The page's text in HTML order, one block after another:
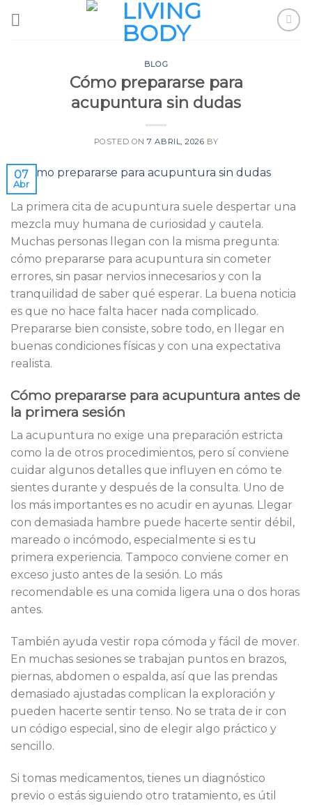
BLOG
Cómo prepararse para
acupuntura sin dudas
POSTED ON7 ABRIL, 2026 BY
07
Abr
La primera cita de acupuntura suele despertar una
mezcla muy humana de curiosidad y cautela.
Muchas personas llegan con la misma pregunta:
cómo prepararse para acupuntura sin cometer
errores, sin pasar nervios innecesarios y con la
tranquilidad de saber qué esperar. La buena noticia
es que no hace falta hacer nada complicado.
Prepararse bien consiste, sobre todo, en llegar en
buenas condiciones físicas y con una expectativa
realista.
Cómo prepararse para acupuntura antes de
la primera sesión
La acupuntura no exige una preparación estricta
como la de otros procedimientos, pero sí conviene
cuidar algunos detalles que influyen en cómo te
sientes durante y después de la consulta. Uno de
los más importantes es no acudir en ayunas. Llegar
con demasiada hambre puede hacerte sentir débil,
mareado o incómodo, especialmente si es tu
primera experiencia. Tampoco conviene comer en
exceso justo antes de la sesión. Lo más
recomendable es una comida ligera una o dos horas
antes.
También ayuda vestir ropa cómoda y fácil de mover.
En muchas sesiones se trabajan puntos en brazos,
piernas, abdomen o espalda, así que las prendas
demasiado ajustadas complican la exploración y
pueden hacerte sentir tenso. No se trata de ir con
un código especial, sino de elegir algo práctico y
sencillo.
Si tomas medicamentos, tienes un diagnóstico
previo o estás siguiendo otro tratamiento, es útil